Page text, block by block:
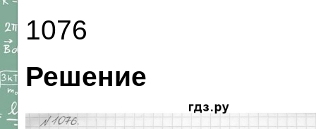
1076
Решение